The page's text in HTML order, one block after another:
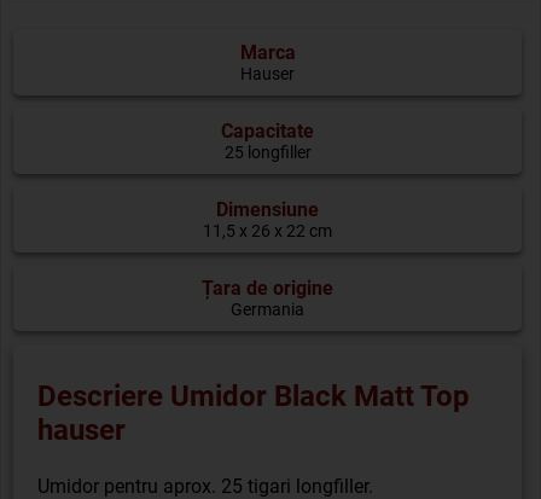
Marca
Hauser
Capacitate
25 longfiller
Dimensiune
11,5 x 26 x 22 cm
Țara de origine
Germania
Descriere Umidor Black Matt Top
hauser
Umidor pentru aprox. 25 tigari longfiller.